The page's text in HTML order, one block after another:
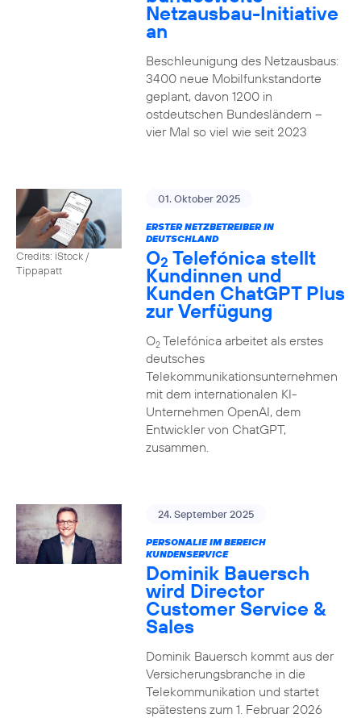
Netzausbau-Initiative
an
Beschleunigung des Netzausbaus:
3400 neue Mobilfunkstandorte
geplant, davon 1200 in
ostdeutschen Bundesländern –
vier Mal so viel wie seit 2023
Credits: iStock /
Tippapatt
01. Oktober 2025
ERSTER NETZBETREIBER IN
DEUTSCHLAND
O2 Telefónica stellt
Kundinnen und
Kunden ChatGPT Plus
zur Verfügung
O2Telefónica arbeitet als erstes
deutsches
Telekommunikationsunternehmen
mit dem internationalen KI-
Unternehmen OpenAI, dem
Entwickler von ChatGPT,
zusammen.
24. September 2025
PERSONALIE IM BEREICH
KUNDENSERVICE
Dominik Bauersch
wird Director
Customer Service &
Sales
Dominik Bauersch kommt aus der
Versicherungsbranche in die
Telekommunikation und startet
spätestens zum 1. Februar 2026